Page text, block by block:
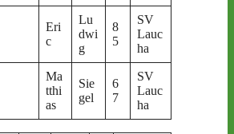
Eri
c
Lu
dwi
g
8
5
SV
Lauc
ha
Ma
tthi
as
Sie
gel
6
7
SV
Lauc
ha